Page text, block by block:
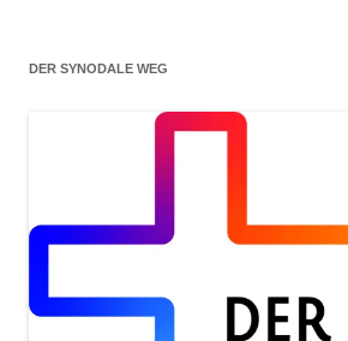
DER SYNODALE WEG